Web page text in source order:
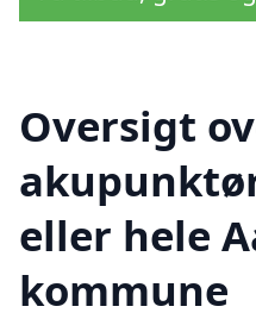
Oversigt
eller hele
kommune